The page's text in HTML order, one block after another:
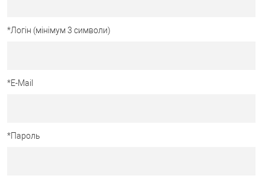
*Логін (мінімум 3 символи)
*E-Mail
*Пароль